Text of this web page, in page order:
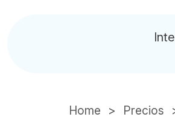
Home Precios